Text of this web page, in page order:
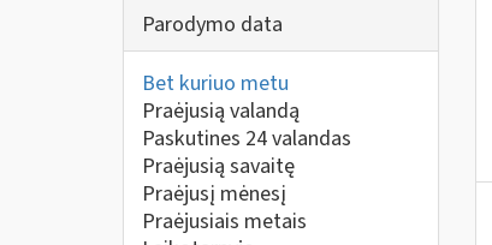
Parodymo data
Bet kuriuo metu
Praėjusią valandą
Paskutines 24 valandas
Praėjusią savaitę
Praėjusį mėnesį
Praėjusiais metais